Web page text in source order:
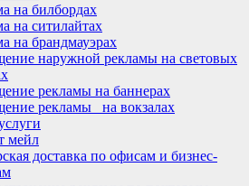
на билбордах
на ситилайтах
на брандмауэрах
наружной рекламы на световых
рекламы на баннерах
рекламы_ на вокзалах
мейл
доставка по офисам и бизнес-